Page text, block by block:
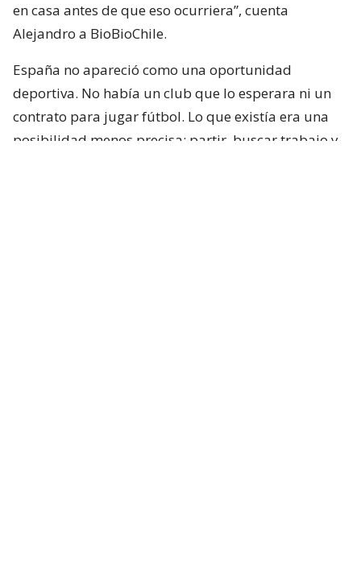
en casa antes de que eso ocurriera”, cuenta
Alejandro a BioBioChile.
España no apareció como una oportunidad
deportiva. No había un club que lo esperara ni un
contrato para jugar fútbol. Lo que existía era una
posibilidad menos precisa: partir, buscar trabajo y